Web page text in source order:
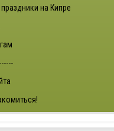
на Кипре